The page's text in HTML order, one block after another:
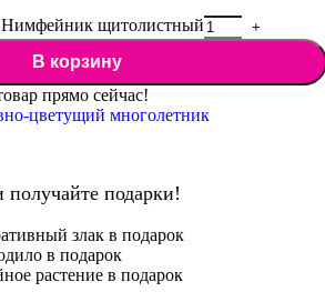
Нимфейник щитолистный
В корзину
прямо сейчас!
цветущий многолетник
подарки!
злак в подарок
в подарок
растение в подарок